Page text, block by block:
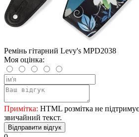
Ремінь гітарний Levy's MPD2038
Моя оцінка:
Примітка: HTML розмітка не
звичайний текст.
Відправити відгук